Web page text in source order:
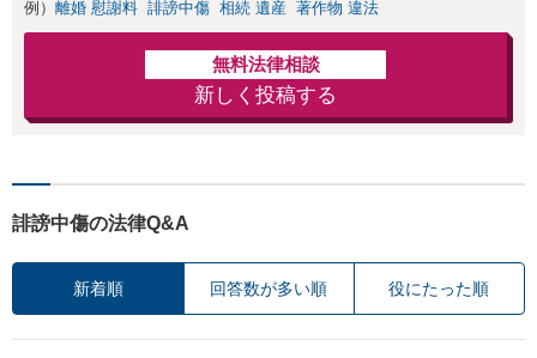
者との示談交渉
例） 離婚 慰謝料 誹謗中傷 相続 遺産 著作物 違法
無料法律相談
新しく投稿する
誹謗中傷の法律Q&A
新着順 回答数が多い順 役にたった順